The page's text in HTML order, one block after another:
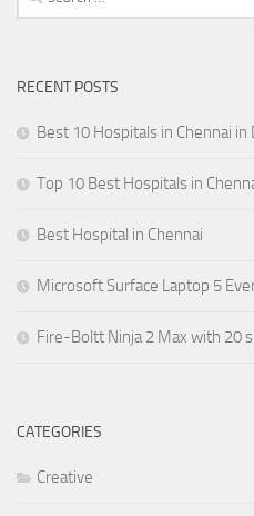
for:
RECENT POSTS
Best 10 Hospitals in Chennai in
Top 10 Best Hospitals in
Best Hospital in Chennai
Microsoft Surface Laptop 5
Fire-Boltt Ninja 2 Max with 20
CATEGORIES
Creative